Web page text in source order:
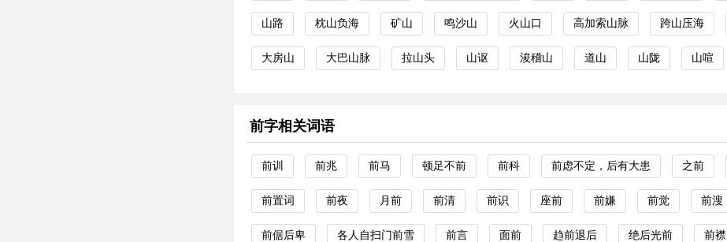
山路 枕山负海 矿山 鸣沙山 火山口 高加索山脉 跨山压海
大房山 大巴山脉 拉山头 山讴 浚稽山 道山 山陇 山喧
前字相关词语
前训 前兆 前马 顿足不前 前科 前虑不定，后有大患 之前
前置词 前夜 月前 前清 前识 座前 前嫌 前觉 前溲
前倨后卑 各人自扫门前雪 前言 面前 趋前退后 绝后光前 前襟